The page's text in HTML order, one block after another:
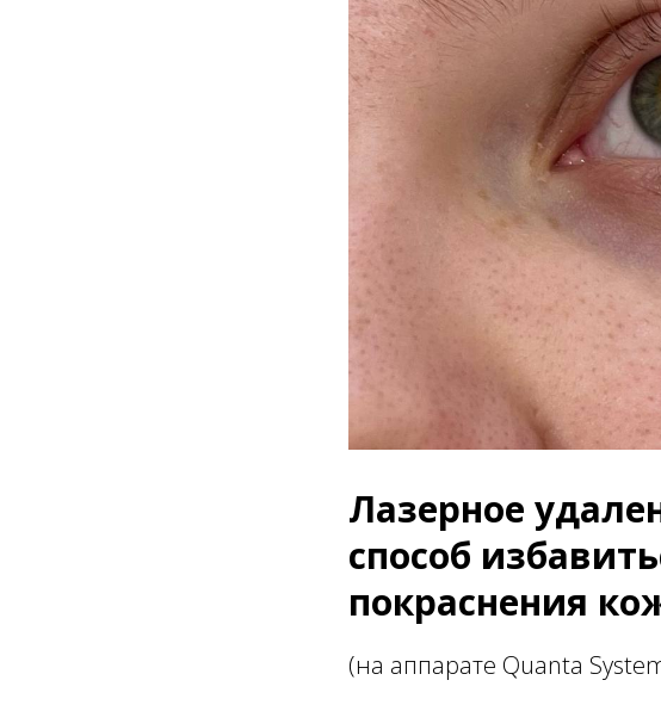
Лазерное
способ
покраснения
(на аппарате Quanta